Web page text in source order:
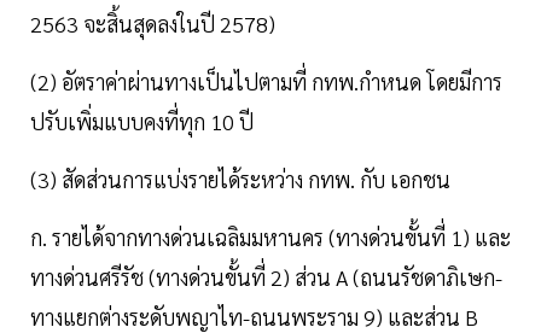
2563 จะสิ้นสุดลงในปี 2578)
(2) อัตราค่าผ่านทางเป็นไปตามที่ กทพ.กำหนด โดยมีการ
ปรับเพิ่มแบบคงที่ทุก 10 ปี
(3) สัดส่วนการแบ่งรายได้ระหว่าง กทพ. กับ เอกชน
ก. รายได้จากทางด่วนเฉลิมมหานคร (ทางด่วนขั้นที่ 1) และ
ทางด่วนศรีรัช (ทางด่วนขั้นที่ 2) ส่วน A (ถนนรัชดาภิเษก-
ทางแยกต่างระดับพญาไท-ถนนพระราม 9) และส่วน B